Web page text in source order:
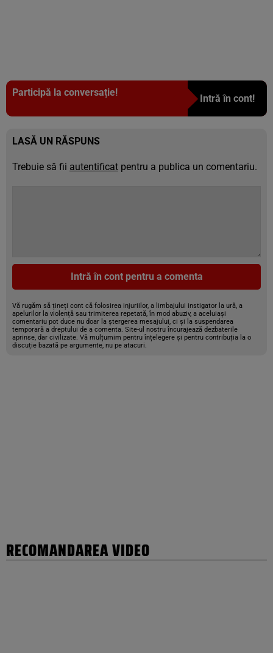
Participă la conversație!
Intră în cont!
LASĂ UN RĂSPUNS
Trebuie să fii autentificat pentru a publica un comentariu.
Intră în cont pentru a comenta
Vă rugăm să țineți cont că folosirea injuriilor, a limbajului instigator la ură, a
apelurilor la violență sau trimiterea repetată, în mod abuziv, a aceluiași
comentariu pot duce nu doar la ștergerea mesajului, ci și la suspendarea
temporară a dreptului de a comenta. Site-ul nostru încurajează dezbaterile
aprinse, dar civilizate. Vă mulțumim pentru înțelegere și pentru contribuția la o
discuție bazată pe argumente, nu pe atacuri.
RECOMANDAREA VIDEO